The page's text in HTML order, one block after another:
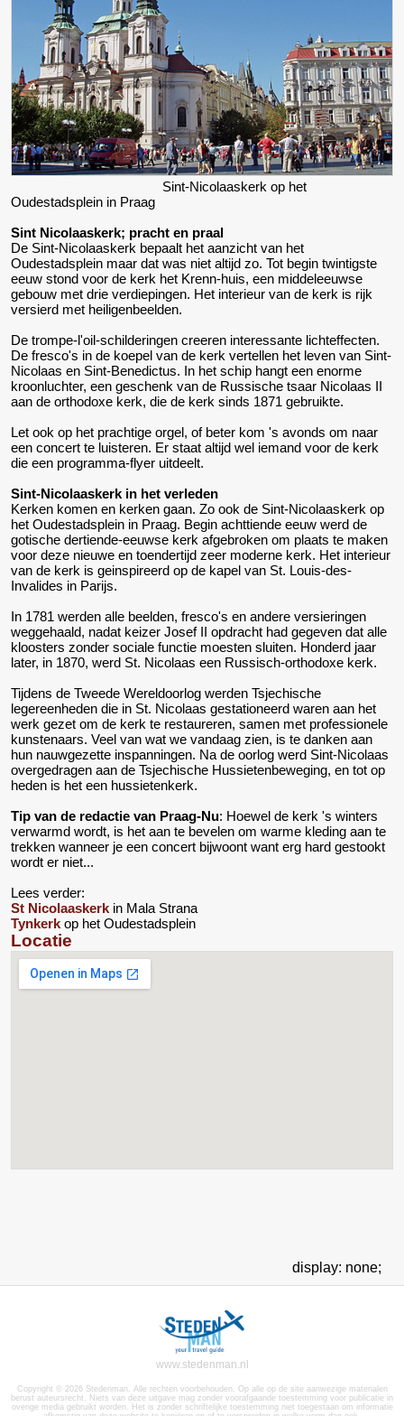
Sint-Nicolaaskerk op het
Oudestadsplein in Praag
Sint Nicolaaskerk; pracht en praal
De Sint-Nicolaaskerk bepaalt het aanzicht van het
Oudestadsplein maar dat was niet altijd zo. Tot begin twintigste
eeuw stond voor de kerk het Krenn-huis, een middeleeuwse
gebouw met drie verdiepingen. Het interieur van de kerk is rijk
versierd met heiligenbeelden.
De trompe-l'oil-schilderingen creeren interessante lichteffecten.
De fresco's in de koepel van de kerk vertellen het leven van Sint-
Nicolaas en Sint-Benedictus. In het schip hangt een enorme
kroonluchter, een geschenk van de Russische tsaar Nicolaas II
aan de orthodoxe kerk, die de kerk sinds 1871 gebruikte.
Let ook op het prachtige orgel, of beter kom 's avonds om naar
een concert te luisteren. Er staat altijd wel iemand voor de kerk
die een programma-flyer uitdeelt.
Sint-Nicolaaskerk in het verleden
Kerken komen en kerken gaan. Zo ook de Sint-Nicolaaskerk op
het Oudestadsplein in Praag. Begin achttiende eeuw werd de
gotische dertiende-eeuwse kerk afgebroken om plaats te maken
voor deze nieuwe en toendertijd zeer moderne kerk. Het interieur
van de kerk is geinspireerd op de kapel van St. Louis-des-
Invalides in Parijs.
In 1781 werden alle beelden, fresco's en andere versieringen
weggehaald, nadat keizer Josef II opdracht had gegeven dat alle
kloosters zonder sociale functie moesten sluiten. Honderd jaar
later, in 1870, werd St. Nicolaas een Russisch-orthodoxe kerk.
Tijdens de Tweede Wereldoorlog werden Tsjechische
legereenheden die in St. Nicolaas gestationeerd waren aan het
werk gezet om de kerk te restaureren, samen met professionele
kunstenaars. Veel van wat we vandaag zien, is te danken aan
hun nauwgezette inspanningen. Na de oorlog werd Sint-Nicolaas
overgedragen aan de Tsjechische Hussietenbeweging, en tot op
heden is het een hussietenkerk.
Tip van de redactie van Praag-Nu: Hoewel de kerk 's winters
verwarmd wordt, is het aan te bevelen om warme kleding aan te
trekken wanneer je een concert bijwoont want erg hard gestookt
wordt er niet...
Lees verder:
St Nicolaaskerk in Mala Strana
Tynkerk op het Oudestadsplein
Locatie
display: none;
www.stedenman.nl
Copyright © 2026 Stedenman. Alle rechten voorbehouden. Op alle op de site aanwezige materialen
berust auteursrecht. Niets van deze uitgave mag zonder voorafgaande toestemming voor publicatie in
overige media gebruikt worden. Het is zonder schriftelijke toestemming niet toegestaan om informatie